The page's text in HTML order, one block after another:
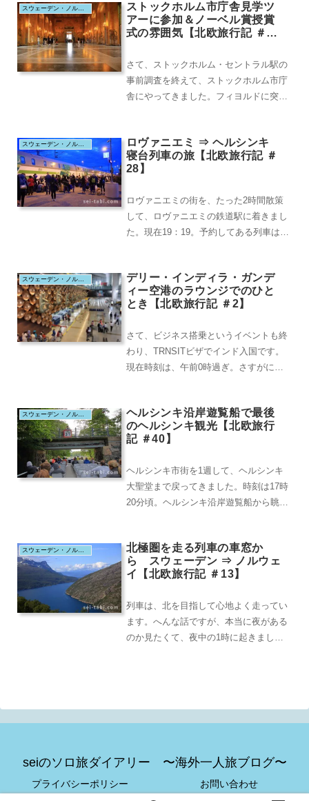
スウェーデン・ノルウェイ・フィンランド＆エストニア（2019.8）
ストックホルム市庁舎見学ツ
アーに参加＆ノーベル賞授賞
式の雰囲気【北欧旅行記 ＃
さて、ストックホルム・セントラル駅の
事前調査を終えて、ストックホルム市庁
舎にやってきました。フィヨルドに突き
スウェーデン・ノルウェイ・フィンランド＆エストニア（2019.8）
ロヴァニエミ ⇒ ヘルシンキ
寝台列車の旅【北欧旅行記 ＃
28】
ロヴァニエミの街を、たった2時間散策
して、ロヴァニエミの鉄道駅に着きまし
た。現在19：19。予約してある列車は、
スウェーデン・ノルウェイ・フィンランド＆エストニア（2019.8）
デリー・インディラ・ガンデ
ィー空港のラウンジでのひと
とき【北欧旅行記 ＃2】
さて、ビジネス搭乗というイベントも終
わり、TRNSITビザでインド入国です。
現在時刻は、午前0時過ぎ。さすがに眠
スウェーデン・ノルウェイ・フィンランド＆エストニア（2019.8）
ヘルシンキ沿岸遊覧船で最後
のヘルシンキ観光【北欧旅行
記 ＃40】
ヘルシンキ市街を1週して、ヘルシンキ
大聖堂まで戻ってきました。時刻は17時
20分頃。ヘルシンキ沿岸遊覧船から眺め
スウェーデン・ノルウェイ・フィンランド＆エストニア（2019.8）
北極圏を走る列車の車窓か
ら スウェーデン ⇒ ノルウェ
イ【北欧旅行記 ＃13】
列車は、北を目指して心地よく走ってい
ます。へんな話ですが、本当に夜がある
のか見たくて、夜中の1時に起きまし
seiのソロ旅ダイアリー 〜海外一人旅ブログ〜
プライバシーポリシー お問い合わせ